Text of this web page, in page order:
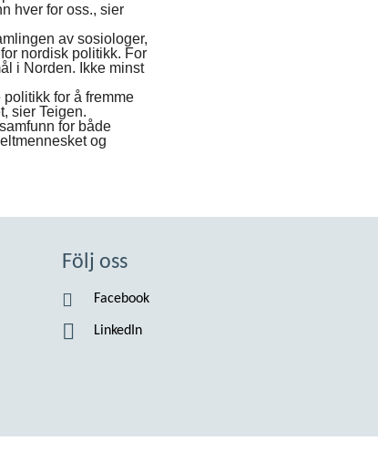
hver for oss., sier
av sosiologer,
nordisk politikk. For
i Norden. Ikke minst
for å fremme
sier Teigen.
for både
og
Följ oss
Facebook
LinkedIn